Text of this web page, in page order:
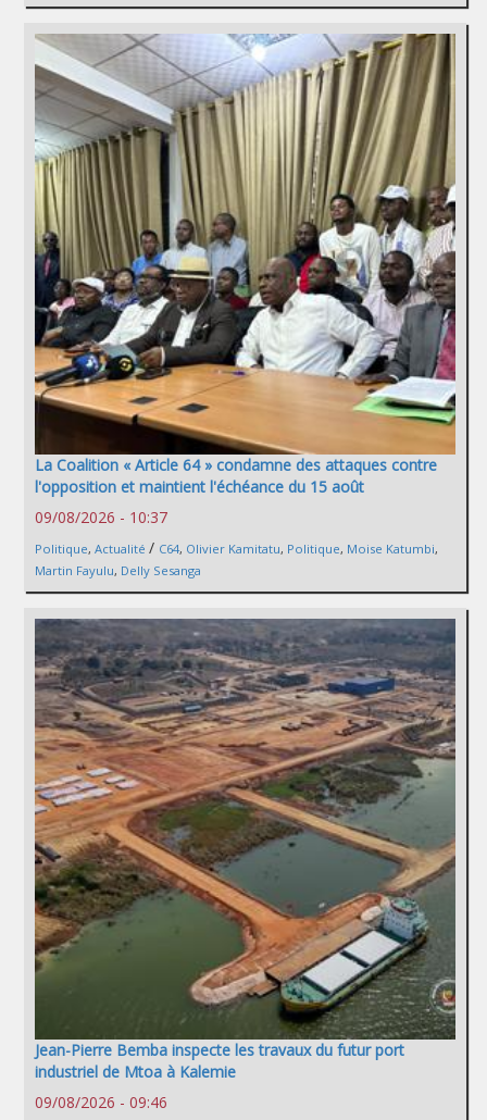
La Coalition « Article 64 » condamne des attaques contre
l'opposition et maintient l'échéance du 15 août
09/08/2026 - 10:37
Politique, Actualité / C64, Olivier Kamitatu, Politique, Moise Katumbi,
Martin Fayulu, Delly Sesanga
Jean-Pierre Bemba inspecte les travaux du futur port
industriel de Mtoa à Kalemie
09/08/2026 - 09:46